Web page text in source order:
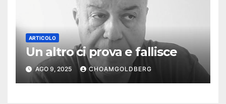
ARTICOLO
Un altro ci prova e fallisce
AGO 9, 2025 CHOAMGOLDBERG